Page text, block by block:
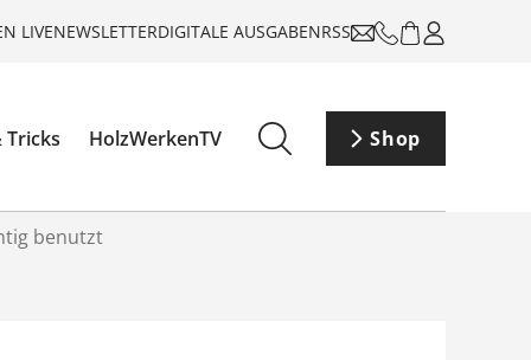
LIVENEWSLETTERDIGITALE AUSGABENRSS
Tricks HolzWerkenTV Shop
benutzt